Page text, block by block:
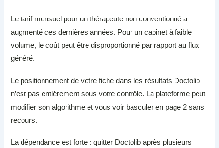
Le tarif mensuel pour un thérapeute non conventionné a
augmenté ces dernières années. Pour un cabinet à faible
volume, le coût peut être disproportionné par rapport au flux
généré.
Le positionnement de votre fiche dans les résultats Doctolib
n’est pas entièrement sous votre contrôle. La plateforme peut
modifier son algorithme et vous voir basculer en page 2 sans
recours.
La dépendance est forte : quitter Doctolib après plusieurs